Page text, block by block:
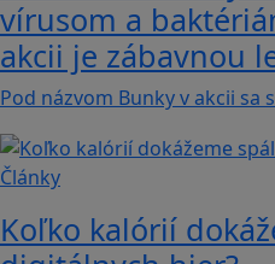
vírusom a
akcii je zábavnou
Pod názvom Bunky v akcii sa
Články
Koľko kalórií